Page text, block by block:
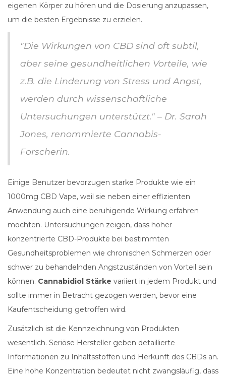
eigenen Körper zu hören und die Dosierung anzupassen,
um die besten Ergebnisse zu erzielen.
"Die Wirkungen von CBD sind oft subtil,
aber seine gesundheitlichen Vorteile, wie
z.B. die Linderung von Stress und Angst,
werden durch wissenschaftliche
Untersuchungen unterstützt." – Dr. Sarah
Jones, renommierte Cannabis-
Forscherin.
Einige Benutzer bevorzugen starke Produkte wie ein
1000mg CBD Vape, weil sie neben einer effizienten
Anwendung auch eine beruhigende Wirkung erfahren
möchten. Untersuchungen zeigen, dass höher
konzentrierte CBD-Produkte bei bestimmten
Gesundheitsproblemen wie chronischen Schmerzen oder
schwer zu behandelnden Angstzuständen von Vorteil sein
können. Cannabidiol Stärke variiert in jedem Produkt und
sollte immer in Betracht gezogen werden, bevor eine
Kaufentscheidung getroffen wird.
Zusätzlich ist die Kennzeichnung von Produkten
wesentlich. Seriöse Hersteller geben detaillierte
Informationen zu Inhaltsstoffen und Herkunft des CBDs an.
Eine hohe Konzentration bedeutet nicht zwangsläufig, dass